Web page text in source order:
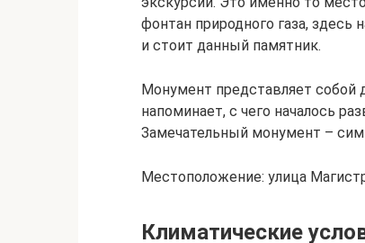
фонтан природного газа, здесь
и стоит данный памятник.
Монумент представляет собой
напоминает, с чего началось
Замечательный монумент –
Местоположение: улица
Климатические